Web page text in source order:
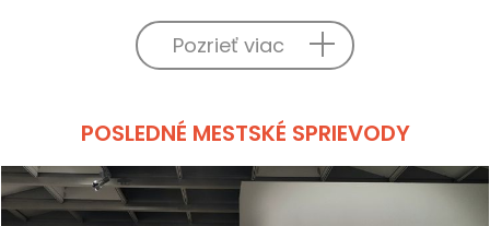
Pozrieť viac
POSLEDNÉ MESTSKÉ SPRIEVODY